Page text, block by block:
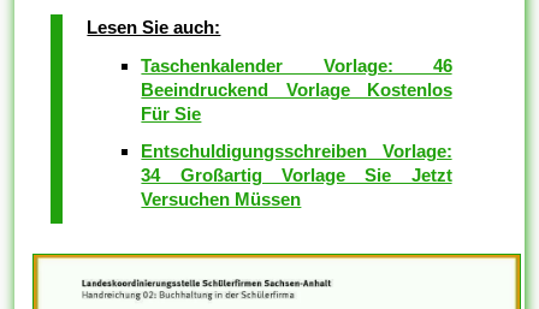
Lesen Sie auch:
Taschenkalender Vorlage: 46
Beeindruckend Vorlage Kostenlos
Für Sie
Entschuldigungsschreiben Vorlage:
34 Großartig Vorlage Sie Jetzt
Versuchen Müssen